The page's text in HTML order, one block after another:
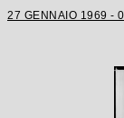
27 GENNAIO 1969 -